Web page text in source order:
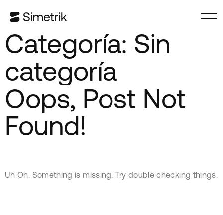
Categoría: Sin
categoría
Oops, Post Not
Found!
Uh Oh. Something is missing. Try double checking things.